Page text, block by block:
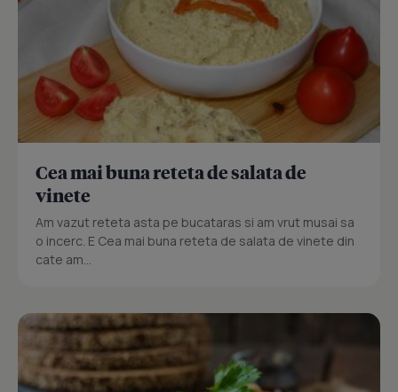
Cea mai buna reteta de salata de
vinete
Am vazut reteta asta pe bucataras si am vrut musai sa
o incerc. E Cea mai buna reteta de salata de vinete din
cate am...